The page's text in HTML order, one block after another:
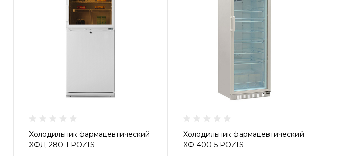
Холодильник фармацевтический
ХФД-280-1 POZIS
Холодильник фармацевтический
ХФ-400-5 POZIS